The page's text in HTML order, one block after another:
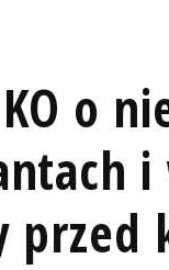
KO o
przed